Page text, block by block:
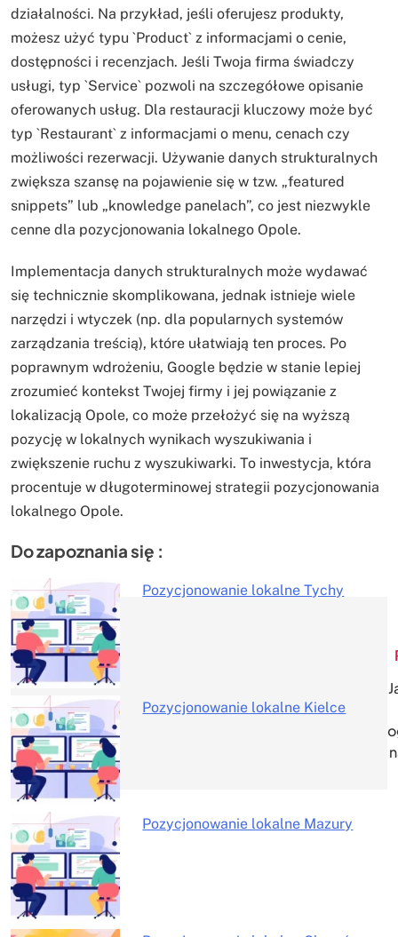
działalności. Na przykład, jeśli oferujesz produkty,
możesz użyć typu `Product` z informacjami o cenie,
dostępności i recenzjach. Jeśli Twoja firma świadczy
usługi, typ `Service` pozwoli na szczegółowe opisanie
oferowanych usług. Dla restauracji kluczowy może być
typ `Restaurant` z informacjami o menu, cenach czy
możliwości rezerwacji. Używanie danych strukturalnych
zwiększa szansę na pojawienie się w tzw. „featured
snippets” lub „knowledge panelach”, co jest niezwykle
cenne dla pozycjonowania lokalnego Opole.
Implementacja danych strukturalnych może wydawać
się technicznie skomplikowana, jednak istnieje wiele
narzędzi i wtyczek (np. dla popularnych systemów
zarządzania treścią), które ułatwiają ten proces. Po
poprawnym wdrożeniu, Google będzie w stanie lepiej
zrozumieć kontekst Twojej firmy i jej powiązanie z
lokalizacją Opole, co może przełożyć się na wyższą
pozycję w lokalnych wynikach wyszukiwania i
zwiększenie ruchu z wyszukiwarki. To inwestycja, która
procentuje w długoterminowej strategii pozycjonowania
lokalnego Opole.
Do zapoznania się :
Pozycjonowanie lokalne Tychy
Pozycjonowanie lokalne Kielce
Pozycjonowanie lokalne Mazury
Nawigacja
wpisu